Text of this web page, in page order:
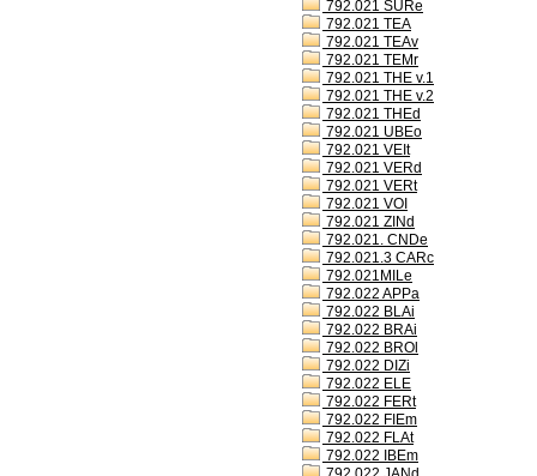
792.021 SURe
792.021 TEA
792.021 TEAv
792.021 TEMr
792.021 THE v.1
792.021 THE v.2
792.021 THEd
792.021 UBEo
792.021 VEIt
792.021 VERd
792.021 VERt
792.021 VOI
792.021 ZINd
792.021. CNDe
792.021.3 CARc
792.021MILe
792.022 APPa
792.022 BLAi
792.022 BRAi
792.022 BROl
792.022 DIZi
792.022 ELE
792.022 FERt
792.022 FIEm
792.022 FLAt
792.022 IBEm